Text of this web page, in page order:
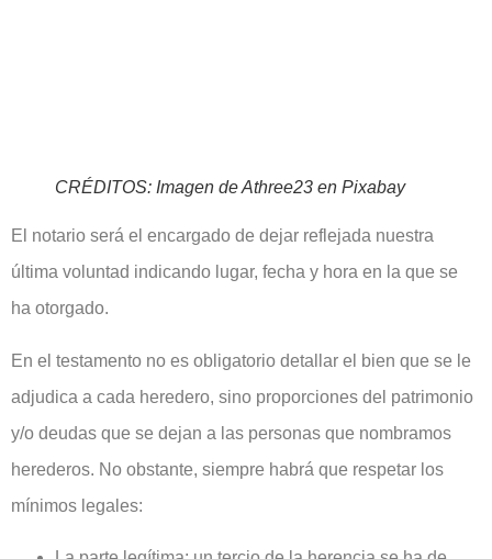
CRÉDITOS: Imagen de Athree23 en Pixabay
El notario será el encargado de dejar reflejada nuestra
última voluntad indicando lugar, fecha y hora en la que se
ha otorgado.
En el testamento no es obligatorio detallar el bien que se le
adjudica a cada heredero, sino proporciones del patrimonio
y/o deudas que se dejan a las personas que nombramos
herederos. No obstante, siempre habrá que respetar los
mínimos legales: